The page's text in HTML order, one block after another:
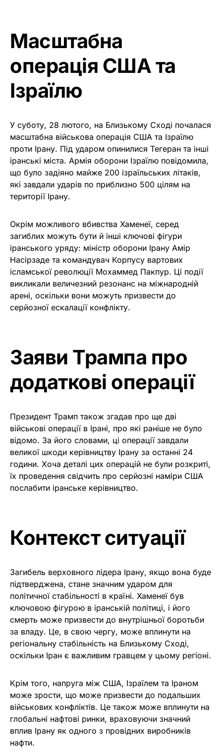
Масштабна
операція США та
Ізраїлю
У суботу, 28 лютого, на Близькому Сході почалася
масштабна військова операція США та Ізраїлю
проти Ірану. Під ударом опинилися Тегеран та інші
іранські міста. Армія оборони Ізраїлю повідомила,
що було задіяно майже 200 ізраїльських літаків,
які завдали ударів по приблизно 500 цілям на
території Ірану.
Окрім можливого вбивства Хаменеї, серед
загиблих можуть бути й інші ключові фігури
іранського уряду: міністр оборони Ірану Амір
Насірзаде та командувач Корпусу вартових
ісламської революції Мохаммед Пакпур. Ці події
викликали величезний резонанс на міжнародній
арені, оскільки вони можуть призвести до
серйозної ескалації конфлікту.
Заяви Трампа про
додаткові операції
Президент Трамп також згадав про ще дві
військові операції в Ірані, про які раніше не було
відомо. За його словами, ці операції завдали
великої шкоди керівництву Ірану за останні 24
години. Хоча деталі цих операцій не були розкриті,
їх проведення свідчить про серйозні наміри США
послабити іранське керівництво.
Контекст ситуації
Загибель верховного лідера Ірану, якщо вона буде
підтверджена, стане значним ударом для
політичної стабільності в країні. Хаменеї був
ключовою фігурою в іранській політиці, і його
смерть може призвести до внутрішньої боротьби
за владу. Це, в свою чергу, може вплинути на
регіональну стабільність на Близькому Сході,
оскільки Іран є важливим гравцем у цьому регіоні.
Крім того, напруга між США, Ізраїлем та Іраном
може зрости, що може призвести до подальших
військових конфліктів. Це також може вплинути на
глобальні нафтові ринки, враховуючи значний
вплив Ірану як одного з провідних виробників
нафти.